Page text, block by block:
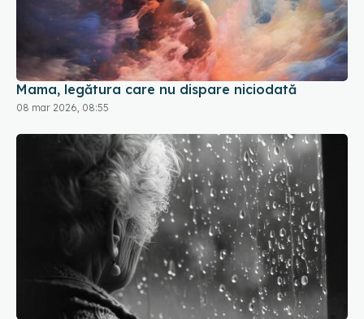
Mama, legătura care nu dispare niciodată
08 mar 2026, 08:55